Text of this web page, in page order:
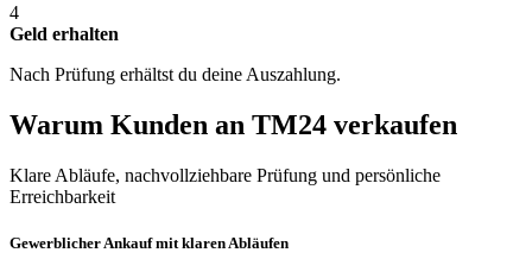
4
Geld erhalten
Nach Prüfung erhältst du deine Auszahlung.
Warum Kunden an TM24 verkaufen
Klare Abläufe, nachvollziehbare Prüfung und persönliche
Erreichbarkeit
Gewerblicher Ankauf mit klaren Abläufen